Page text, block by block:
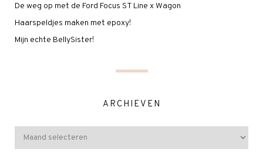
De weg op met de Ford Focus ST Line x Wagon
Haarspeldjes maken met epoxy!
Mijn echte BellySister!
ARCHIEVEN